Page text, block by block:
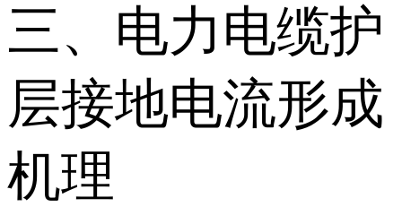
三、电力电缆护
层接地电流形成
机理